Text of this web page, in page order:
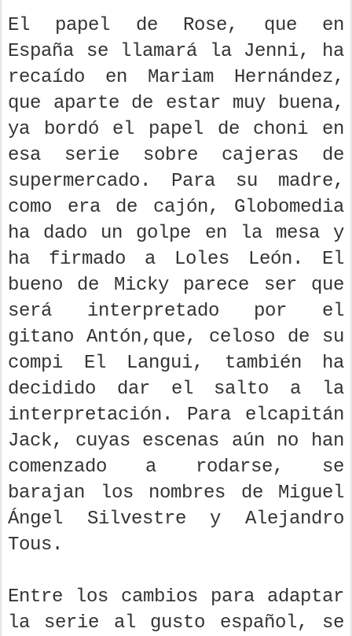
El papel de Rose, que en
España se llamará la Jenni, ha
recaído en Mariam Hernández,
que aparte de estar muy buena,
ya bordó el papel de choni en
esa serie sobre cajeras de
supermercado. Para su madre,
como era de cajón, Globomedia
ha dado un golpe en la mesa y
ha firmado a Loles León. El
bueno de Micky parece ser que
será interpretado por el
gitano Antón,que, celoso de su
compi El Langui, también ha
decidido dar el salto a la
interpretación. Para elcapitán
Jack, cuyas escenas aún no han
comenzado a rodarse, se
barajan los nombres de Miguel
Ángel Silvestre y Alejandro
Tous.
Entre los cambios para adaptar
la serie al gusto español, se